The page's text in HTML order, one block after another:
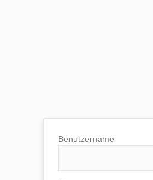
Benutzername